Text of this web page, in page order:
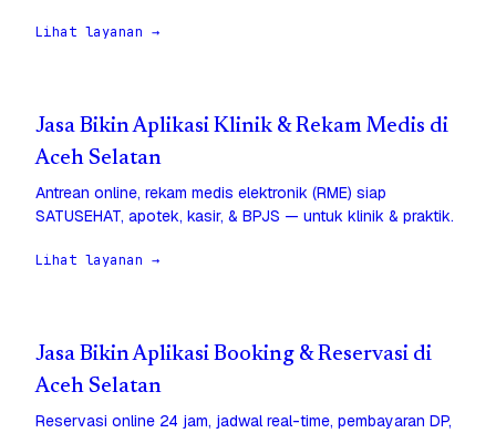
Lihat layanan →
Jasa Bikin Aplikasi Klinik & Rekam Medis di
Aceh Selatan
Antrean online, rekam medis elektronik (RME) siap
SATUSEHAT, apotek, kasir, & BPJS — untuk klinik & praktik.
Lihat layanan →
Jasa Bikin Aplikasi Booking & Reservasi di
Aceh Selatan
Reservasi online 24 jam, jadwal real-time, pembayaran DP,